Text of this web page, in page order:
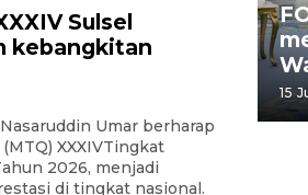
Sulsel
kebangkitan
Umar berharap
XXXIVTingkat
2026, menjadi
di tingkat nasional.
memperingati
Raja Keraton
WIB 15